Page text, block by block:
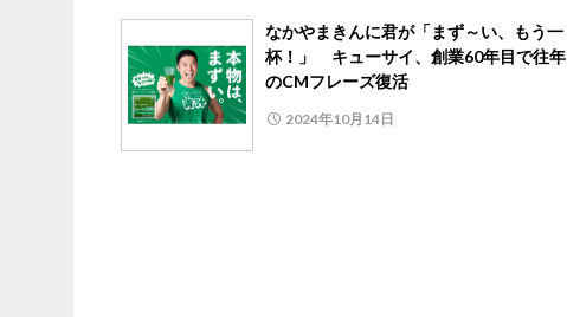
なかやまきんに君が「まず～い、もう一
杯！」 キューサイ、創業60年目で往年
のCMフレーズ復活
2024年10月14日